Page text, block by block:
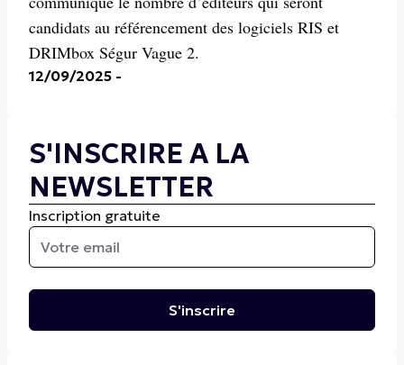
candidats au référencement des logiciels RIS et
DRIMbox Ségur Vague 2.
12/09/2025 -
S'INSCRIRE A LA
NEWSLETTER
Inscription gratuite
S'inscrire